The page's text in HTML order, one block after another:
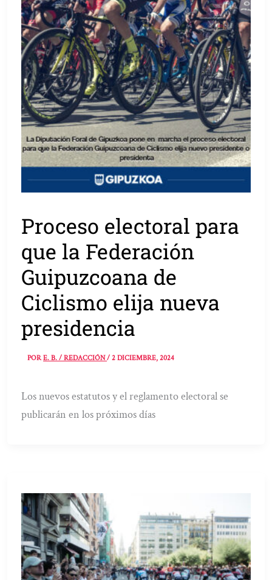
Proceso electoral para
que la Federación
Guipuzcoana de
Ciclismo elija nueva
presidencia
PORE. B. / REDACCIÓN/2 DICIEMBRE, 2024
Los nuevos estatutos y el reglamento electoral se
publicarán en los próximos días